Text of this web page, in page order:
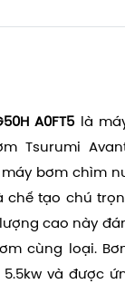
A0FT5 là
Tsurumi
máy bơm chìm
chế tạo chú
cao này
cùng loại.
5.5kw và được